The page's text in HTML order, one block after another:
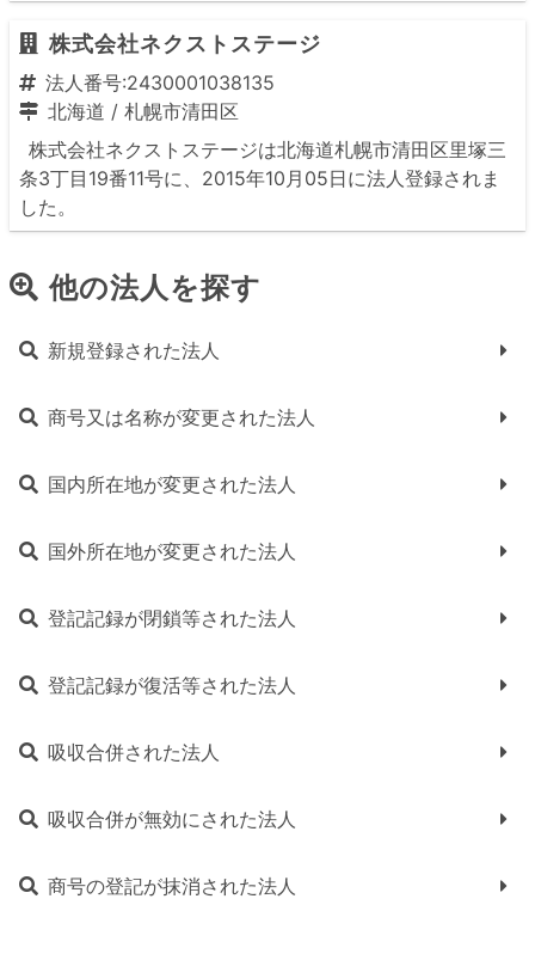
株式会社ネクストステージ
法人番号:2430001038135
北海道 / 札幌市清田区
株式会社ネクストステージは北海道札幌市清田区里塚三
条3丁目19番11号に、2015年10月05日に法人登録されま
した。
他の法人を探す
新規登録された法人
商号又は名称が変更された法人
国内所在地が変更された法人
国外所在地が変更された法人
登記記録が閉鎖等された法人
登記記録が復活等された法人
吸収合併された法人
吸収合併が無効にされた法人
商号の登記が抹消された法人